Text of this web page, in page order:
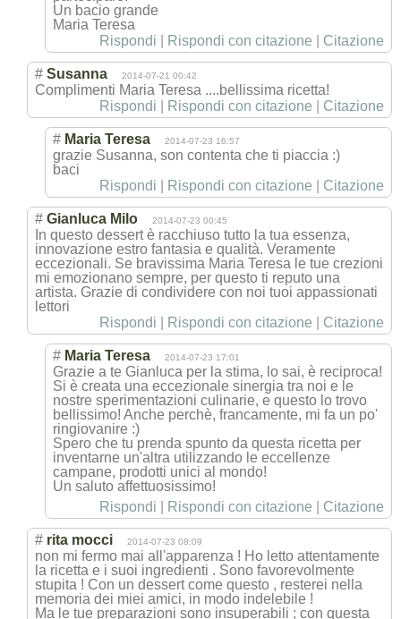
Un bacio grande
Maria Teresa
Rispondi
Rispondi con citazione Citazione
# Susanna 2014-07-21 00:42
Complimenti Maria Teresa ....bellissima ricetta!
Rispondi
Rispondi con citazione Citazione
# Maria Teresa 2014-07-23 16:57
grazie Susanna, son contenta che ti piaccia :)
baci
Rispondi
Rispondi con citazione Citazione
# Gianluca Milo 2014-07-23 00:45
In questo dessert è racchiuso tutto la tua essenza,
innovazione estro fantasia e qualità. Veramente
eccezionali. Se bravissima Maria Teresa le tue crezioni
mi emozionano sempre, per questo ti reputo una
artista. Grazie di condividere con noi tuoi appassionati
lettori
Rispondi
Rispondi con citazione Citazione
# Maria Teresa 2014-07-23 17:01
Grazie a te Gianluca per la stima, lo sai, è reciproca!
Si è creata una eccezionale sinergia tra noi e le
nostre sperimentazioni culinarie, e questo lo trovo
bellissimo! Anche perchè, francamente, mi fa un po'
ringiovanire :)
Spero che tu prenda spunto da questa ricetta per
inventarne un'altra utilizzando le eccellenze
campane, prodotti unici al mondo!
Un saluto affettuosissimo!
Rispondi
Rispondi con citazione Citazione
# rita mocci 2014-07-23 08:09
non mi fermo mai all'apparenza ! Ho letto attentamente
la ricetta e i suoi ingredienti . Sono favorevolmente
stupita ! Con un dessert come questo , resterei nella
memoria dei miei amici, in modo indelebile !
Ma le tue preparazioni sono insuperabili ; con questa